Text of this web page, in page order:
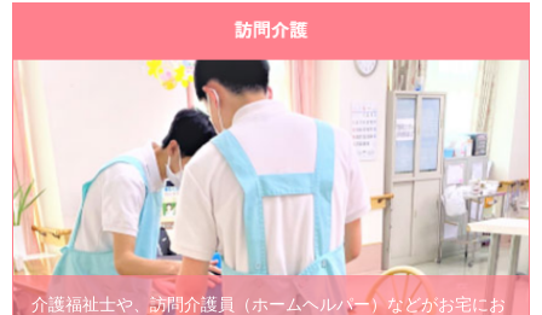
介護福祉士や、訪問介護員（ホームヘルパー）などがお宅にお